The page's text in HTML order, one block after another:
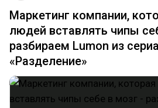
Маркетинг компании,
людей вставлять чипы
разбираем Lumon из
«Разделение»